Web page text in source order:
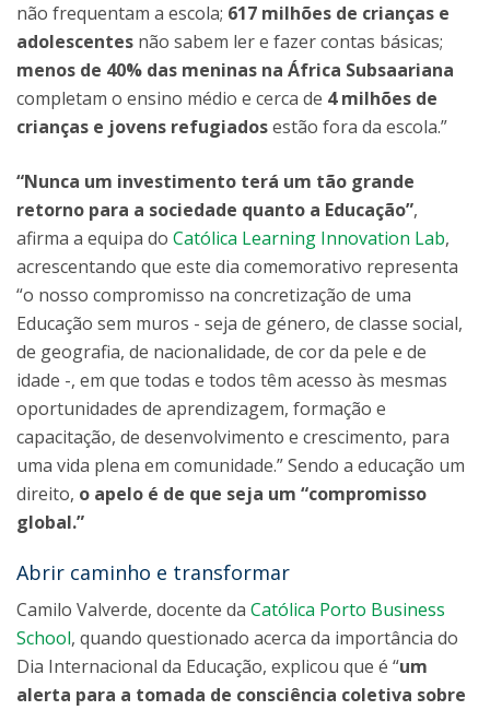
não frequentam a escola; 617 milhões de crianças e
adolescentes não sabem ler e fazer contas básicas;
menos de 40% das meninas na África Subsaariana
completam o ensino médio e cerca de 4 milhões de
crianças e jovens refugiadosestão fora da escola.”
“Nunca um investimento terá um tão grande
retorno para a sociedade quanto a Educação”,
afirma a equipa do Católica Learning Innovation Lab,
acrescentando que este dia comemorativo representa
“o nosso compromisso na concretização de uma
Educação sem muros - seja de género, de classe social,
de geografia, de nacionalidade, de cor da pele e de
idade -, em que todas e todos têm acesso às mesmas
oportunidades de aprendizagem, formação e
capacitação, de desenvolvimento e crescimento, para
uma vida plena em comunidade.” Sendo a educação um
direito, o apelo é de que seja um “compromisso
global.”
Abrir caminho e transformar
Camilo Valverde, docente da Católica Porto Business
School, quando questionado acerca da importância do
Dia Internacional da Educação, explicou que é “um
alerta para a tomada de consciência coletiva sobre